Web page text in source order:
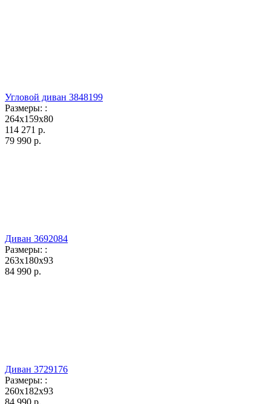
Угловой диван 3848199
Размеры: :
264x159x80
114 271 р.
79 990 р.
Диван 3692084
Размеры: :
263x180x93
84 990 р.
Диван 3729176
Размеры: :
260x182x93
84 990 р.